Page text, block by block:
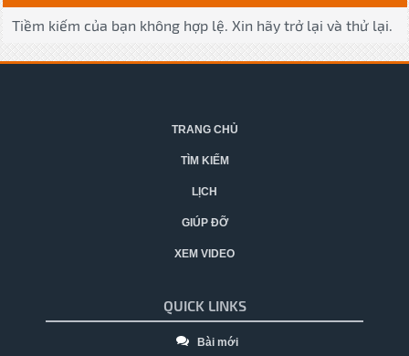
Tiềm kiếm của bạn không hợp lệ. Xin hãy trở lại và thử lại.
TRANG CHỦ
TÌM KIẾM
LỊCH
GIÚP ĐỠ
XEM VIDEO
QUICK LINKS
Bài mới